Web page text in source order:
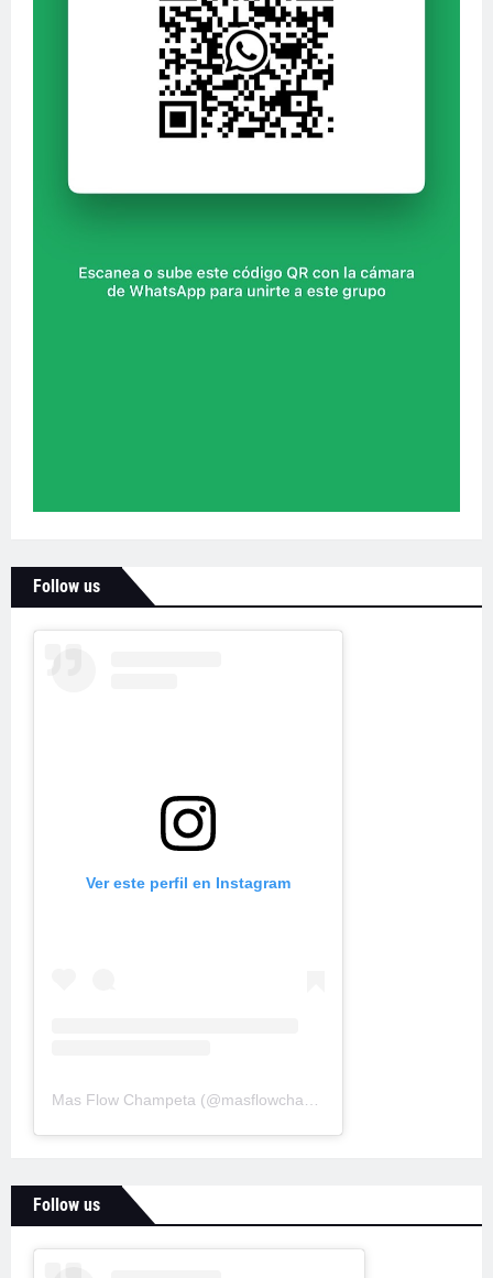
Follow us
Ver este perfil en Instagram
Mas Flow Champeta (@masflowchampeta
Follow us